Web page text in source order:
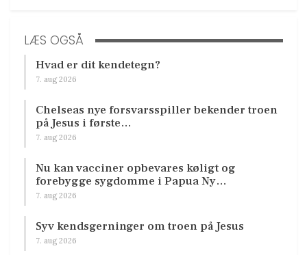
LÆS OGSÅ
Hvad er dit kendetegn?
7. aug 2026
Chelseas nye forsvarsspiller bekender troen
på Jesus i første…
7. aug 2026
Nu kan vacciner opbevares køligt og
forebygge sygdomme i Papua Ny…
7. aug 2026
Syv kendsgerninger om troen på Jesus
7. aug 2026